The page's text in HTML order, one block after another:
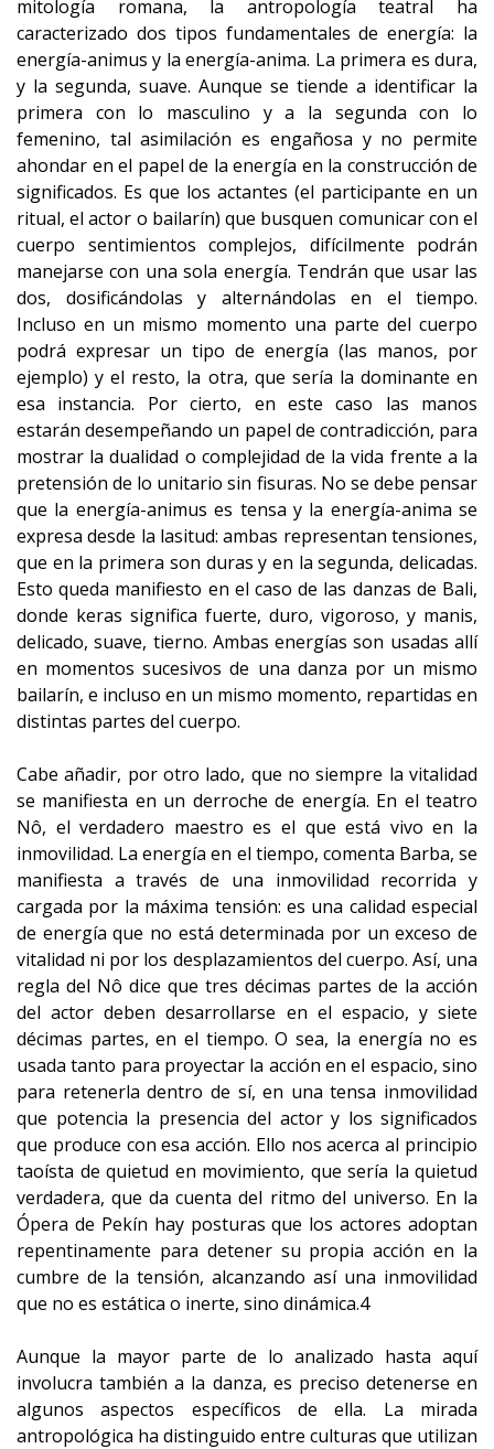
mitología romana, la antropología teatral ha
caracterizado dos tipos fundamentales de energía: la
energía-animus y la energía-anima. La primera es dura,
y la segunda, suave. Aunque se tiende a identificar la
primera con lo masculino y a la segunda con lo
femenino, tal asimilación es engañosa y no permite
ahondar en el papel de la energía en la construcción de
significados. Es que los actantes (el participante en un
ritual, el actor o bailarín) que busquen comunicar con el
cuerpo sentimientos complejos, difícilmente podrán
manejarse con una sola energía. Tendrán que usar las
dos, dosificándolas y alternándolas en el tiempo.
Incluso en un mismo momento una parte del cuerpo
podrá expresar un tipo de energía (las manos, por
ejemplo) y el resto, la otra, que sería la dominante en
esa instancia. Por cierto, en este caso las manos
estarán desempeñando un papel de contradicción, para
mostrar la dualidad o complejidad de la vida frente a la
pretensión de lo unitario sin fisuras. No se debe pensar
que la energía-animus es tensa y la energía-anima se
expresa desde la lasitud: ambas representan tensiones,
que en la primera son duras y en la segunda, delicadas.
Esto queda manifiesto en el caso de las danzas de Bali,
donde keras significa fuerte, duro, vigoroso, y manis,
delicado, suave, tierno. Ambas energías son usadas allí
en momentos sucesivos de una danza por un mismo
bailarín, e incluso en un mismo momento, repartidas en
distintas partes del cuerpo.
Cabe añadir, por otro lado, que no siempre la vitalidad
se manifiesta en un derroche de energía. En el teatro
Nô, el verdadero maestro es el que está vivo en la
inmovilidad. La energía en el tiempo, comenta Barba, se
manifiesta a través de una inmovilidad recorrida y
cargada por la máxima tensión: es una calidad especial
de energía que no está determinada por un exceso de
vitalidad ni por los desplazamientos del cuerpo. Así, una
regla del Nô dice que tres décimas partes de la acción
del actor deben desarrollarse en el espacio, y siete
décimas partes, en el tiempo. O sea, la energía no es
usada tanto para proyectar la acción en el espacio, sino
para retenerla dentro de sí, en una tensa inmovilidad
que potencia la presencia del actor y los significados
que produce con esa acción. Ello nos acerca al principio
taoísta de quietud en movimiento, que sería la quietud
verdadera, que da cuenta del ritmo del universo. En la
Ópera de Pekín hay posturas que los actores adoptan
repentinamente para detener su propia acción en la
cumbre de la tensión, alcanzando así una inmovilidad
que no es estática o inerte, sino dinámica.4
Aunque la mayor parte de lo analizado hasta aquí
involucra también a la danza, es preciso detenerse en
algunos aspectos específicos de ella. La mirada
antropológica ha distinguido entre culturas que utilizan